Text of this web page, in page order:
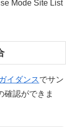
Mode Site List
イダンスでサン
確認ができま